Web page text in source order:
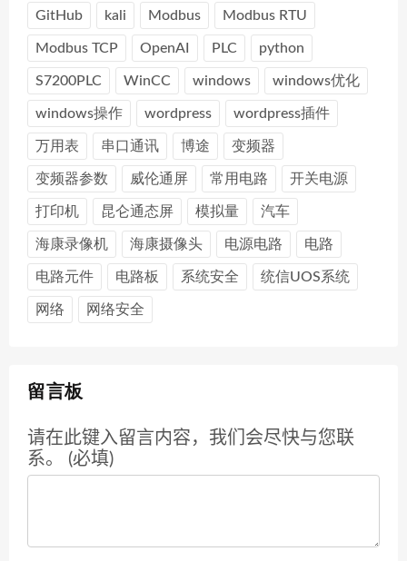
GitHub kali Modbus Modbus RTU
Modbus TCP OpenAI PLC python
S7200PLC WinCC windows windows优化
windows操作 wordpress wordpress插件
万用表 串口通讯 博途 变频器
变频器参数 威伦通屏 常用电路 开关电源
打印机 昆仑通态屏 模拟量 汽车
海康录像机 海康摄像头 电源电路 电路
电路元件 电路板 系统安全 统信UOS系统
网络 网络安全
留言板
请在此键入留言内容，我们会尽快与您联
系。 (必填)